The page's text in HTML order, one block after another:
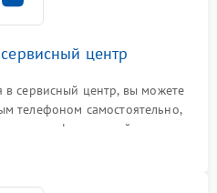
центр
в сервисный центр, вы можете
телефоном самостоятельно,
телефона на сайте